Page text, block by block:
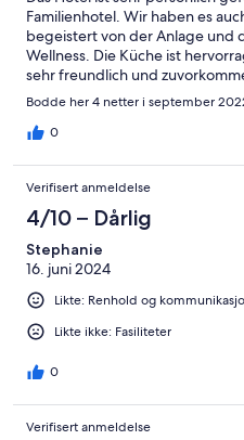
Familienhotel. Wir haben es
begeistert von der Anlage und
Wellness. Die Küche ist
sehr freundlich und
wieder besuchen.
Bodde her 4 netter i september
0
Verifisert anmeldelse
4/10 – Dårlig
Stephanie
16. juni 2024
Likte: Renhold og
Likte ikke: Fasiliteter
0
Verifisert anmeldelse